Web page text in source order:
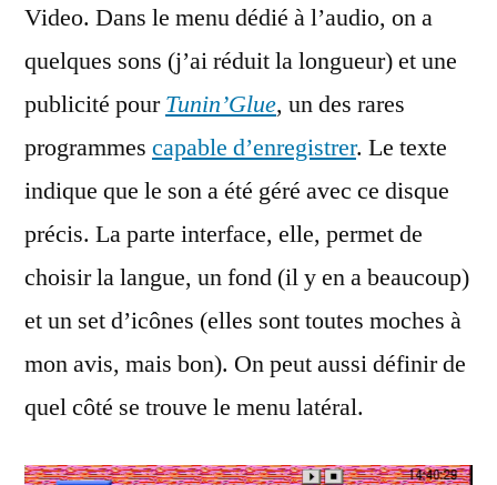
Video. Dans le menu dédié à l’audio, on a
quelques sons (j’ai réduit la longueur) et une
publicité pourTunin’Glue, un des rares
programmes capable d’enregistrer. Le texte
indique que le son a été géré avec ce disque
précis. La parte interface, elle, permet de
choisir la langue, un fond (il y en a beaucoup)
et un set d’icônes (elles sont toutes moches à
mon avis, mais bon). On peut aussi définir de
quel côté se trouve le menu latéral.